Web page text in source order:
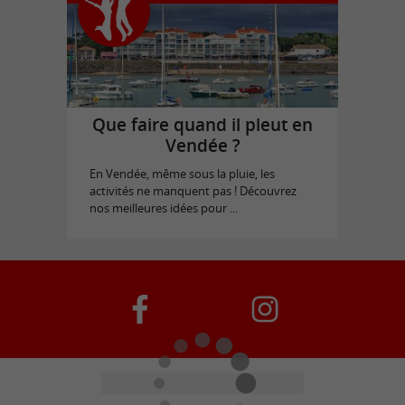
Que faire quand il pleut en
Vendée ?
En Vendée, même sous la pluie, les
activités ne manquent pas ! Découvrez
nos meilleures idées pour ...